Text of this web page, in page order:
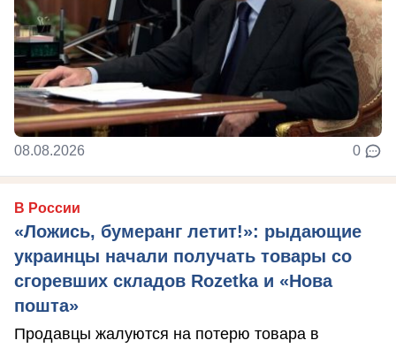
08.08.2026 0
В России
«Ложись, бумеранг летит!»: рыдающие
украинцы начали получать товары со
сгоревших складов Rozetka и «Нова
пошта»
Продавцы жалуются на потерю товара в